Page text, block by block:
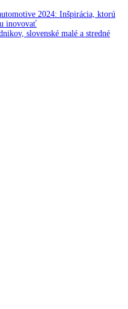
2024: Inšpirácia, ktorú
inovovať
slovenské malé a stredné